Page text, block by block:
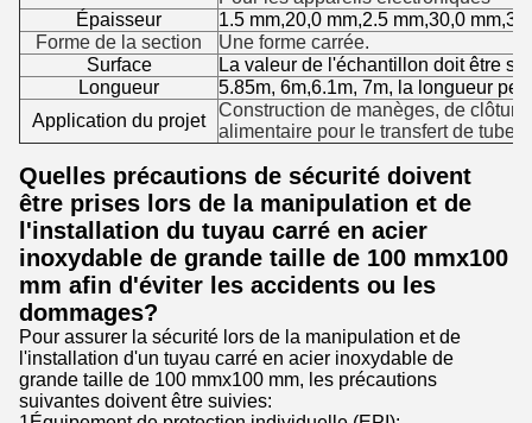
Épaisseur
1.5 mm,20,0 mm,2.5 mm,30,0
Forme de la section
Une forme carrée.
Surface
La valeur de l'échantillon doit être
Longueur
5.85m, 6m,6.1m, 7m, la longueur
Application du projet
Construction de manèges, de
alimentaire pour le transfert de
Quelles précautions de sécurité doivent
être prises lors de la manipulation et de
l'installation du tuyau carré en acier
inoxydable de grande taille de 100 mmx100
mm afin d'éviter les accidents ou les
dommages?
Pour assurer la sécurité lors de la manipulation et de
l'installation d'un tuyau carré en acier inoxydable de
grande taille de 100 mmx100 mm, les précautions
suivantes doivent être suivies: